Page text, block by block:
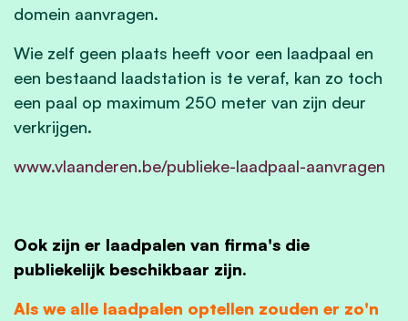
domein aanvragen.
Wie zelf geen plaats heeft voor een laadpaal en
een bestaand laadstation is te veraf, kan zo toch
een paal op maximum 250 meter van zijn deur
verkrijgen.
www.vlaanderen.be/publieke-laadpaal-aanvragen
Ook zijn er laadpalen van firma's die
publiekelijk beschikbaar zijn.
Als we alle laadpalen optellen zouden er zo'n